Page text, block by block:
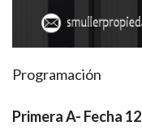
Programación
Primera A- Fecha 12